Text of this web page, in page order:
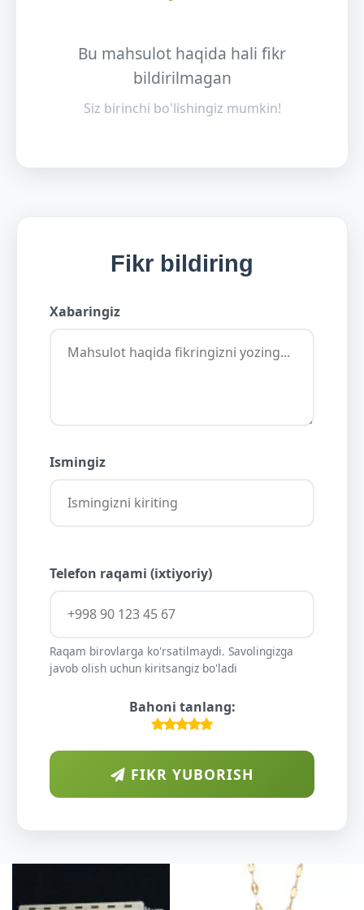
Bu mahsulot haqida hali fikr
bildirilmagan
Siz birinchi bo'lishingiz mumkin!
Fikr bildiring
Xabaringiz
Ismingiz
Telefon raqami (ixtiyoriy)
Raqam birovlarga ko'rsatilmaydi. Savolingizga
javob olish uchun kiritsangiz bo'ladi
Bahoni tanlang:
FIKR YUBORISH